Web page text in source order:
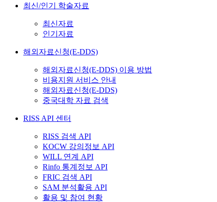
최신/인기 학술자료
최신자료
인기자료
해외자료신청(E-DDS)
해외자료신청(E-DDS) 이용 방법
비용지원 서비스 안내
해외자료신청(E-DDS)
중국대학 자료 검색
RISS API 센터
RISS 검색 API
KOCW 강의정보 API
WILL 연계 API
Rinfo 통계정보 API
FRIC 검색 API
SAM 분석활용 API
활용 및 참여 현황